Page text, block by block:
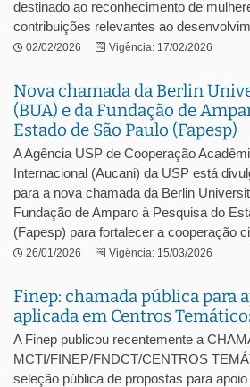
destinado ao reconhecimento de
contribuições relevantes ao
02/02/2026 Vigência: 17/02/2026
Nova chamada da Berlin
(BUA) e da Fundação de
Estado de São Paulo (Fapesp)
A Agência USP de Cooperação
Internacional (Aucani) da USP está
para a nova chamada da Berlin
Fundação de Amparo à Pesquisa do
(Fapesp) para fortalecer a cooperação
26/01/2026 Vigência: 15/03/2026
Finep: chamada pública para
aplicada em Centros
A Finep publicou recentemente a
MCTI/FINEP/FNDCT/CENTROS
seleção pública de propostas para